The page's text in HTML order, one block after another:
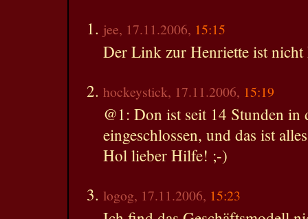
jee, 17.11.2006, 15:15
Der Link zur Henriette ist
hockeystick, 17.11.2006, 15:19
@1: Don ist seit 14 Stunden
eingeschlossen, und das ist
Hol lieber Hilfe! ;-)
logog, 17.11.2006, 15:23